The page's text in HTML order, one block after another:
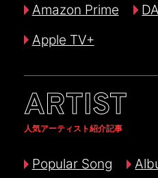
Amazon Prime
Apple TV+
ARTIST
人気アーティスト紹介記事
Popular Song